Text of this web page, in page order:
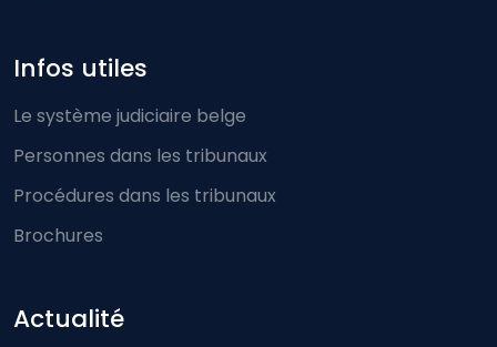
Infos utiles
Le système judiciaire belge
Personnes dans les tribunaux
Procédures dans les tribunaux
Brochures
Actualité